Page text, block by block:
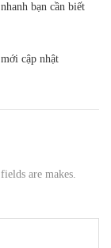
bạn cần biết
cập nhật
are makes.